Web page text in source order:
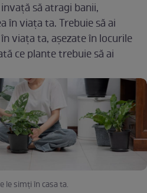
să atragi banii,
în viața ta. Trebuie să ai
viața ta, așezate în locurile
ce plante trebuie să ai
le simți în casa ta.